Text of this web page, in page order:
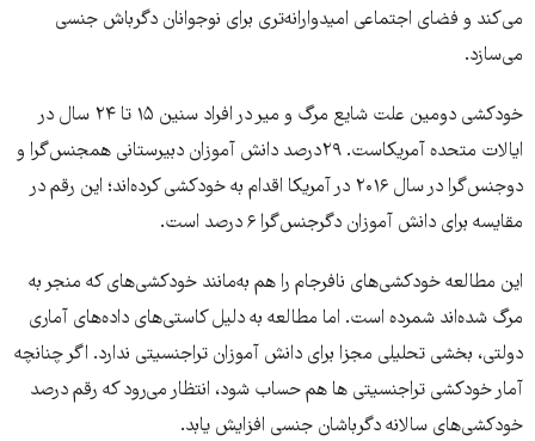
می‌کند و فضای اجتماعی امیدوارانه‌تری برای نوجوانان دگرباش جنسی
می‌سازد.
خودکشی دومین علت شایع مرگ و میر در افراد سنین ۱۵ تا ۲۴ سال در
ایالات متحده آمریکاست. ۲۹درصد دانش آموزان دبیرستانی همجنس‌گرا و
دوجنس‌گرا در سال ۲۰۱۶ در آمریکا اقدام به خودکشی کرده‌اند؛ این رقم در
مقایسه برای دانش آموزان دگرجنس‌گرا ۶ درصد است.
این مطالعه خودکشی‌های نافرجام را هم به‌مانند خودکشی‌های که منجر به
مرگ شده‌اند شمرده است. اما مطالعه به دلیل کاستی‌های داده‌های آماری
دولتی، بخشی تحلیلی مجزا برای دانش آموزان تراجنسیتی ندارد. اگر چنانچه
آمار خودکشی تراجنسیتی ها هم حساب شود، انتظار می‌رود که رقم درصد
خودکشی‌های سالانه دگرباشان جنسی افزایش یابد.